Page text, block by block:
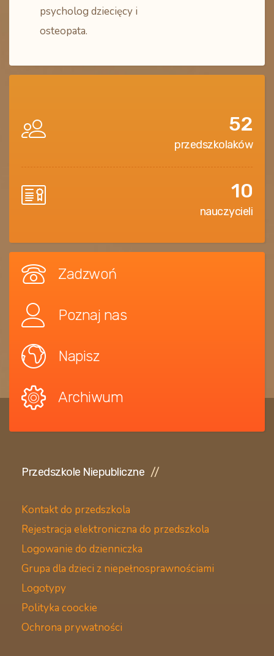
psycholog dziecięcy i
osteopata.
52
przedszkolaków
10
nauczycieli
Zadzwoń
Poznaj nas
Napisz
Archiwum
Przedszkole Niepubliczne
Kontakt do przedszkola
Rejestracja elektroniczna do przedszkola
Logowanie do dzienniczka
Grupa dla dzieci z niepełnosprawnościami
Logotypy
Polityka coockie
Ochrona prywatności